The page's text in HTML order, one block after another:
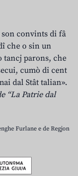
convints di fâ
che o sin un
tancj parons, che
cumò di cent
dal Stât talian».
“La Patrie dal
Furlane e de Regjon